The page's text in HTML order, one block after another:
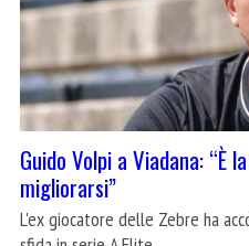
Guido Volpi a Viadana: “È
migliorarsi”
L'ex giocatore delle Zebre ha